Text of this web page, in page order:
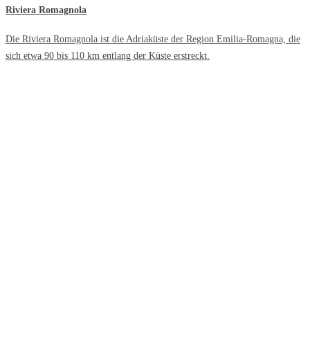
Riviera Romagnola
Die Riviera Romagnola ist die Adriaküste der Region Emilia-Romagna, die
sich etwa 90 bis 110 km entlang der Küste erstreckt.